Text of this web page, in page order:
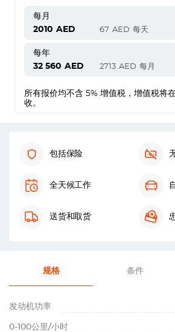
每月
2010 AED 67 AED 每天
每年
32 560 AED 2713 AED 每月
所有报价均不含 5% 增值税，增值税将
收。
包括保险
全天候工作
送货和取货
规格 条件
发动机功率
0-100公里/小时